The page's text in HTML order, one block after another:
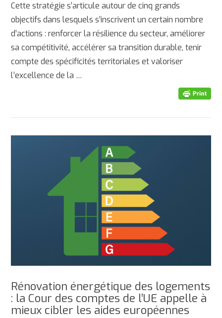
Cette stratégie s’articule autour de cinq grands
objectifs dans lesquels s’inscrivent un certain nombre
d’actions : renforcer la résilience du secteur, améliorer
sa compétitivité, accélérer sa transition durable, tenir
compte des spécificités territoriales et valoriser
l’excellence de la …
Rénovation énergétique des logements
: la Cour des comptes de l’UE appelle à
mieux cibler les aides européennes